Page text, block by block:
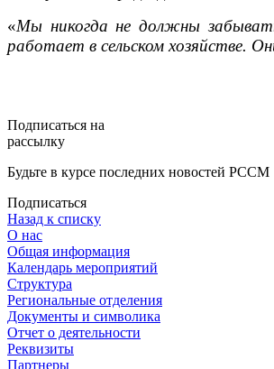
«Мы никогда не должны
работает в сельском хозяйстве.
Подписаться на
рассылку
Будьте в курсе последних новостей РССМ
Подписаться
Назад к списку
О нас
Общая информация
Календарь мероприятий
Структура
Региональные отделения
Документы и символика
Отчет о деятельности
Реквизиты
Партнеры